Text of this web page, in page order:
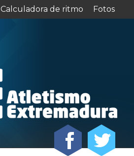
Calculadora de ritmo
Fotos